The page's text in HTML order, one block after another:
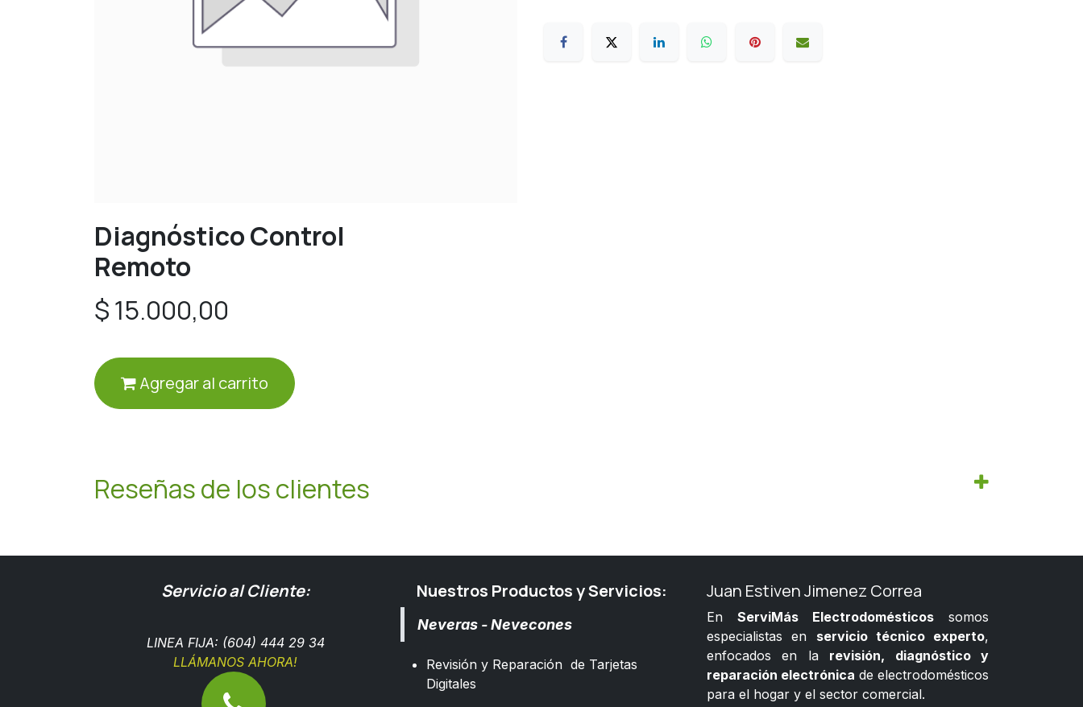
Diagnóstico Control
Remoto
$15.000,00
Agregar al carrito
Reseñas de los clientes
Servicio al Cliente:
LINEA FIJA: (604) 444 29 34
LLÁMANOS AHORA!
Nuestros Productos y Servicios:
Neveras - Nevecones
Revisión y Reparación de Tarjetas
Digitales
Juan Estiven Jimenez Correa
En ServiMás Electrodomésticos somos
especialistas en servicio técnico experto,
enfocados en la revisión, diagnóstico y
reparación electrónica de electrodomésticos
para el hogar y el sector comercial.